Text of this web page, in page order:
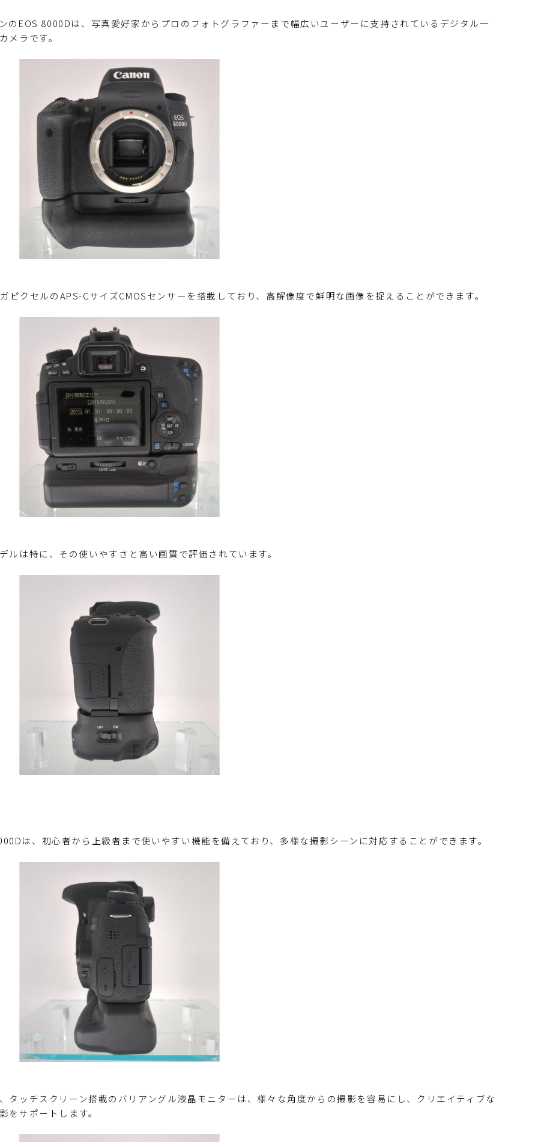
のEOS 8000Dは、写真愛好家からプロのフォトグラファーまで幅広いユーザーに支持されているデジタル一
メラです。
ピクセルのAPS-CサイズCMOSセンサーを搭載しており、高解像度で鮮明な画像を捉えることができます。
ルは特に、その使いやすさと高い画質で評価されています。
は、初心者から上級者まで使いやすい機能を備えており、多様な撮影シーンに対応することができます。
タッチスクリーン搭載のバリアングル液晶モニターは、様々な角度からの撮影を容易にし、クリエイティブな
をサポートします。